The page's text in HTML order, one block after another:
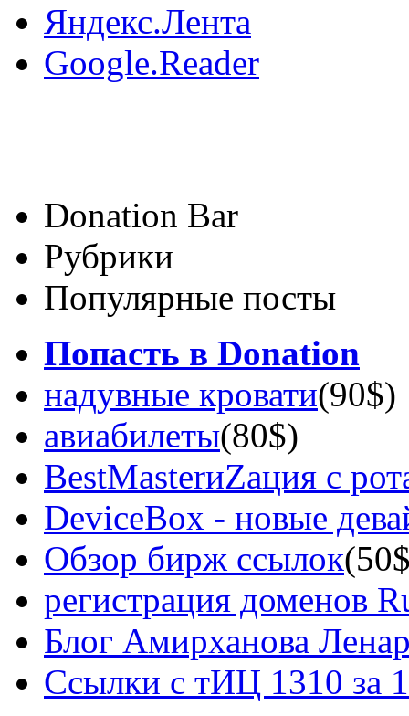
Яндекс.Лента
Google.Reader
Donation Bar
Рубрики
Популярные посты
Попасть в Donation
надувные кровати(90$)
авиабилеты(80$)
BestMasterиZация с
DeviceBox - новые
Обзор бирж ссылок
регистрация доменов
Блог Амирханова
Ссылки с тИЦ 1310 за